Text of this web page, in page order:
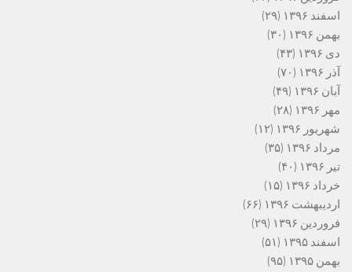
اسفند ۱۳۹۶
(۲۹)
بهمن ۱۳۹۶
(۳۰)
دی ۱۳۹۶
(۴۳)
آذر ۱۳۹۶
(۷۰)
آبان ۱۳۹۶
(۴۹)
مهر ۱۳۹۶
(۲۸)
شهریور ۱۳۹۶
(۱۲)
مرداد ۱۳۹۶
(۳۵)
تیر ۱۳۹۶
(۴۰)
خرداد ۱۳۹۶
(۱۵)
اردیبهشت ۱۳۹۶
(۶۶)
فروردین ۱۳۹۶
(۲۹)
اسفند ۱۳۹۵
(۵۱)
بهمن ۱۳۹۵
(۹۵)